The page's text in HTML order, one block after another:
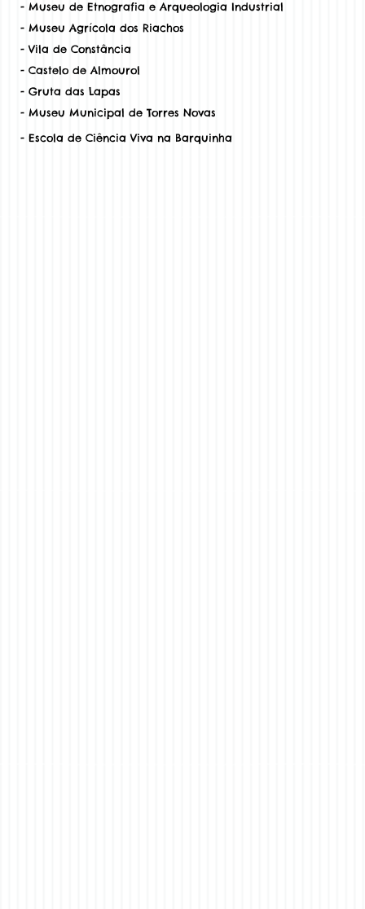
- Museu de Etnografia e Arqueologia Industrial
- Vila de Constância
- Castelo de Almourol
- Museu Agrícola dos Riachos
- Museu Municipal de Torres Novas
- Gruta das Lapas
- Escola de Ciência Viva na Barquinha